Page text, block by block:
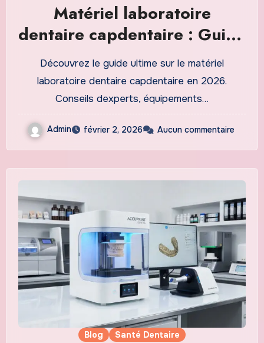
Matériel laboratoire
dentaire capdentaire : Guide
complet 2026 pour une
précision dentaire optimale
Découvrez le guide ultime sur le matériel
laboratoire dentaire capdentaire en 2026.
Conseils dexperts, équipements…
Admin février 2, 2026 Aucun commentaire
Blog Santé Dentaire